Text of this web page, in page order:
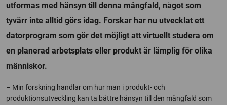
utformas med hänsyn till denna mångfald, något som
tyvärr inte alltid görs idag. Forskar har nu utvecklat ett
datorprogram som gör det möjligt att virtuellt studera om
en planerad arbetsplats eller produkt är lämplig för olika
människor.
– Min forskning handlar om hur man i produkt- och
produktionsutveckling kan ta bättre hänsyn till den mångfald som